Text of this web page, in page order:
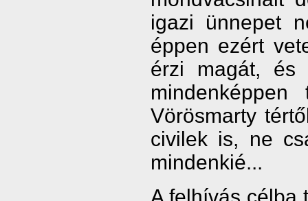
igazi ünnepet
éppen ezért
érzi magát, és
Vörösmarty
civilek is, ne
mindenkié...